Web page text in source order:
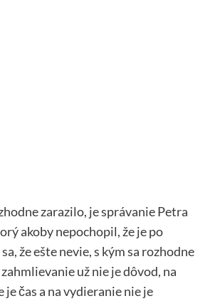
zarazilo, je správanie Petra
akoby nepochopil, že je po
že ešte nevie, s kým sa rozhodne
už nie je dôvod, na
čas a na vydieranie nie je